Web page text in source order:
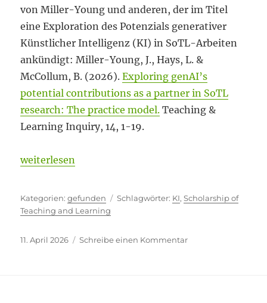
von Miller-Young und anderen, der im Titel
eine Exploration des Potenzials generativer
Künstlicher Intelligenz (KI) in SoTL-Arbeiten
ankündigt: Miller-Young, J., Hays, L. &
McCollum, B. (2026).Exploring genAI’s
potential contributions as a partner in SoTL
research: The practice model. Teaching &
Learning Inquiry, 14, 1-19.
„SoTL und KI – eine neue „Partnerschaft“?“
weiterlesen
Kategorien
gefunden Schlagwörter
KI,Scholarship of
Teaching and Learning
Veröffentlicht
11. April 2026 Schreibe einen Kommentarzu